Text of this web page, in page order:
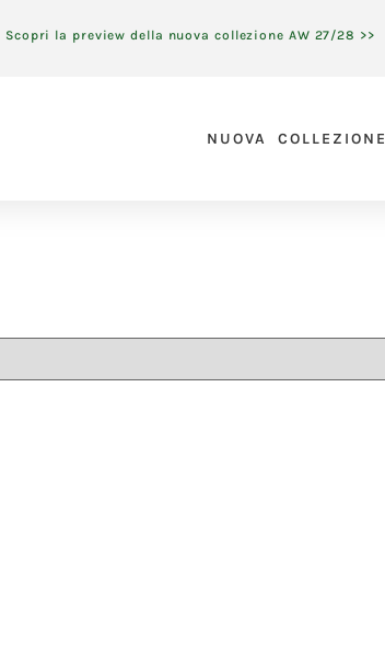
Scopri la preview della nuova collezione AW 27/28 >>
NUOVA COLLEZIONE